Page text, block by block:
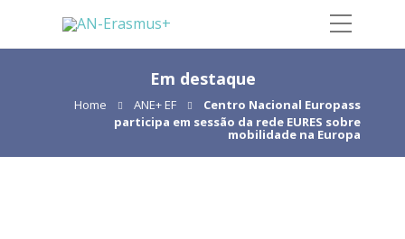
Em destaque
Home ANE+ EF
Centro Nacional Europass
participa em sessão da rede EURES sobre
mobilidade na Europa